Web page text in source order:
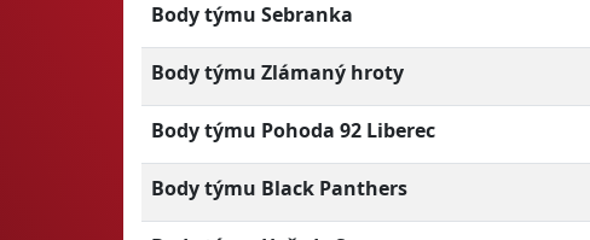
Body týmu Sebranka
Body týmu Zlámaný hroty
Body týmu Pohoda 92 Liberec
Body týmu Black Panthers